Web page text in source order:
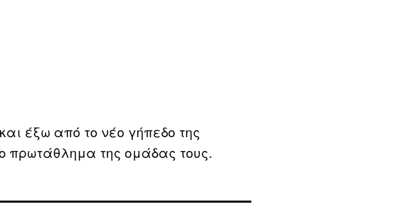
έξω από το νέο γήπεδο της
πρωτάθλημα της ομάδας τους.